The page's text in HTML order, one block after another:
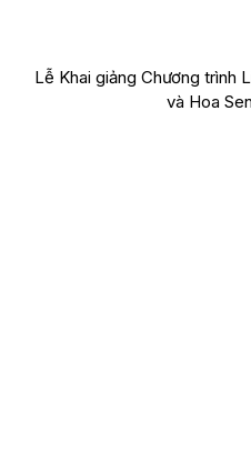
Lễ Khai giảng Chương trình
và Hoa